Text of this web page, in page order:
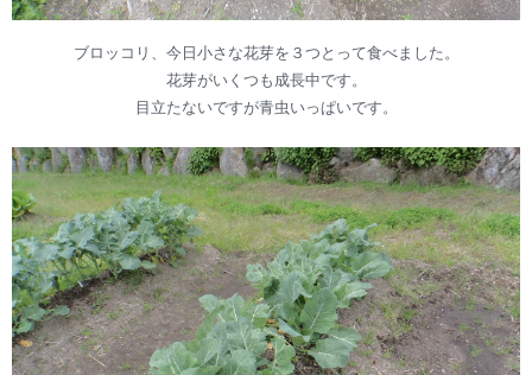
ブロッコリ、今日小さな花芽を３つとって食べました。
花芽がいくつも成長中です。
目立たないですが青虫いっぱいです。